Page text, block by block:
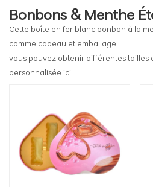
Bonbons & Menthe
Cette boîte en fer blanc bonbon à la
comme cadeau et emballage.
vous pouvez obtenir différentes tailles
personnalisée ici.